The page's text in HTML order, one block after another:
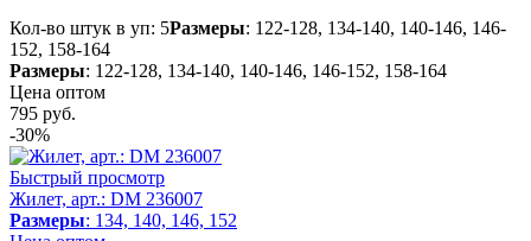
Кол-во штук в уп: 5Размеры: 122-128, 134-140, 140-146, 146-
152, 158-164
Размеры: 122-128, 134-140, 140-146, 146-152, 158-164
Цена оптом
795 руб.
-30%
Быстрый просмотр
Жилет, арт.: DM 236007
Размеры: 134, 140, 146, 152